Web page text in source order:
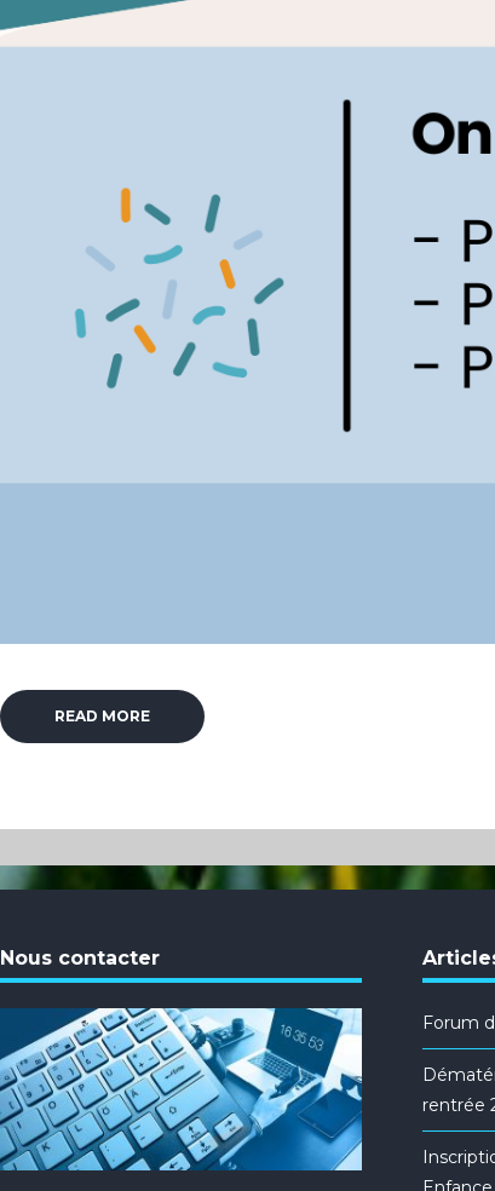
READ MORE
Nous contacter
Forum
rentrée